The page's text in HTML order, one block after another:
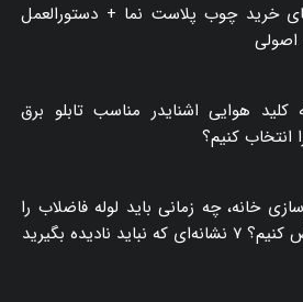
خرید چوب پلاست نما + دستورالعمل
هوایی اشنایدر مناسب تابلو برق
کنیم؟
خانه، چه زمانی باید لوله فاضلاب را
نباید نادیده بگیرید